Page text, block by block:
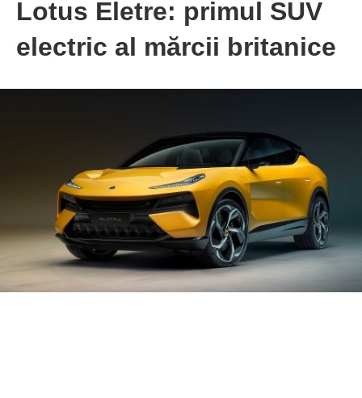
Lotus Eletre: primul SUV
electric al mărcii britanice